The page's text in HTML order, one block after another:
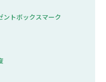
ントボックスマーク